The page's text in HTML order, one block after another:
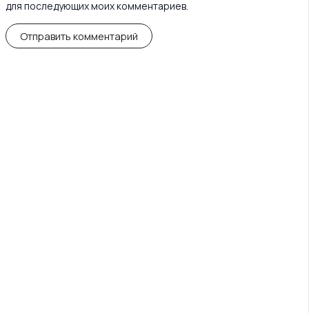
для последующих моих комментариев.